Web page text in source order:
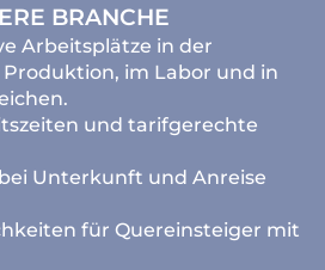
BRANCHE
Arbeitsplätze in der
im Labor und in
und tarifgerechte
Unterkunft und Anreise
für Quereinsteiger mit